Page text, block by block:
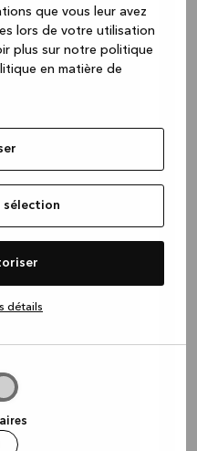
que vous leur avez
lors de votre utilisation
plus sur notre politique
en matière de
détails